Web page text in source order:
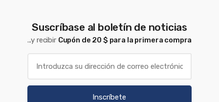
Suscríbase al boletín de noticias
...y recibir Cupón de 20 $ para la primera compra
Inscríbete